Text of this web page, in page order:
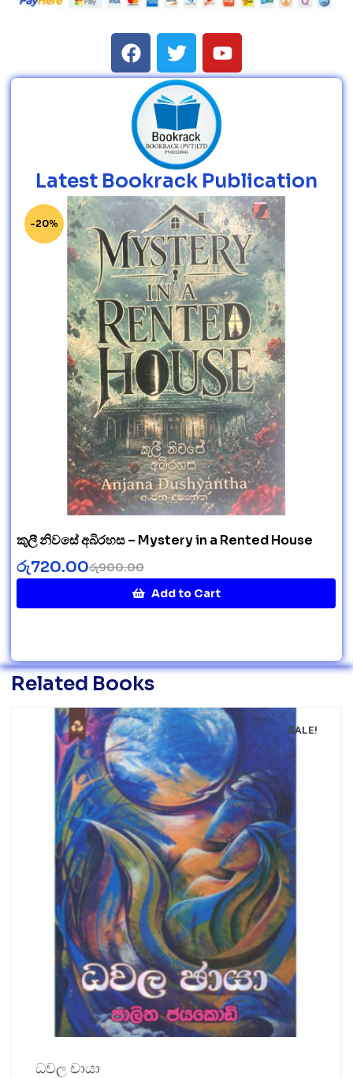
Latest Bookrack Publication
-20%
කුලී නිවසේ අබිරහස – Mystery in a Rented House
රු900.00
රු720.00
Add to Cart
Related Books
SALE!
ධවල චායා